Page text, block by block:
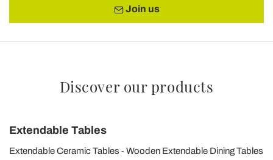
Join us
Discover our products
Extendable Tables
Extendable Ceramic Tables
Wooden Extendable Dining Tables